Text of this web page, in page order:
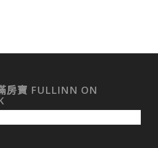
房寶 FULLINN ON